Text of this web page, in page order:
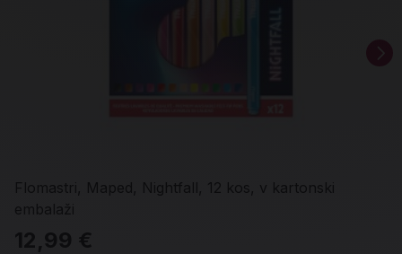
Flomastri, Maped, Nightfall, 12 kos, v kartonski
embalaži
12,99 €